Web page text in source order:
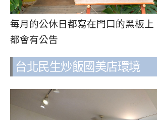
每月的公休日都寫在門口的黑板上
都會有公告
台北民生炒飯國美店環境